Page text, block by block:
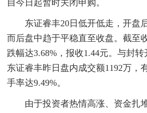
自今日起暂时关闭申购。
东证睿丰20日低开低走，开盘后
而后盘中趋于平稳直至收盘。截至
跌幅达3.68%，报收1.44元。与封转
东证睿丰昨日盘内成交额1192万，
手率达9.49%。
由于投资者热情高涨、资金扎